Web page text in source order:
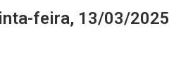
feira, 13/03/2025